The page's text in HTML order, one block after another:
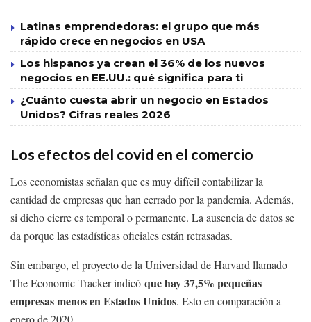
Latinas emprendedoras: el grupo que más
rápido crece en negocios en USA
Los hispanos ya crean el 36% de los nuevos
negocios en EE.UU.: qué significa para ti
¿Cuánto cuesta abrir un negocio en Estados
Unidos? Cifras reales 2026
Los efectos del covid en el comercio
Los economistas señalan que es muy difícil contabilizar la
cantidad de empresas que han cerrado por la pandemia. Además,
si dicho cierre es temporal o permanente. La ausencia de datos se
da porque las estadísticas oficiales están retrasadas.
Sin embargo, el proyecto de la Universidad de Harvard llamado
The Economic Tracker indicó que hay 37,5% pequeñas
empresas menos en Estados Unidos. Esto en comparación a
enero de 2020.